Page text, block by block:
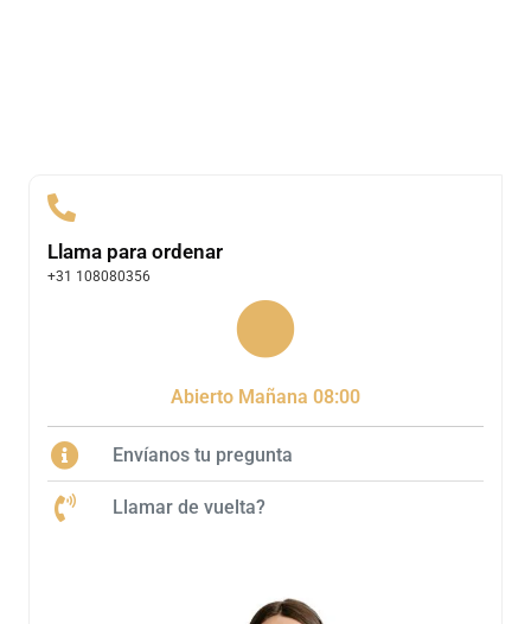
Llama para ordenar
+31 108080356
Abierto Mañana 08:00
Envíanos tu pregunta
Llamar de vuelta?